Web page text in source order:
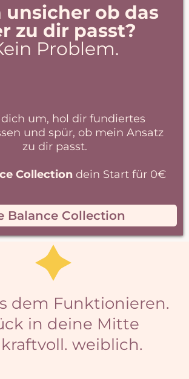
unsicher ob das
zu dir passt?
Problem.
dich um, hol dir fundiertes
und spür, ob mein Ansatz
zu dir passt.
Collection dein Start für 0€
Balance Collection
dem Funktionieren.
in deine Mitte
weiblich.